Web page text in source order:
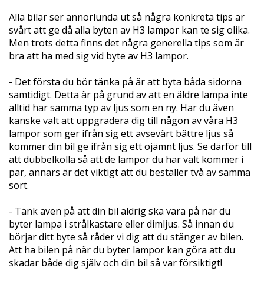
Alla bilar ser annorlunda ut så några konkreta tips är
svårt att ge då alla byten av H3 lampor kan te sig olika.
Men trots detta finns det några generella tips som är
bra att ha med sig vid byte av H3 lampor.
- Det första du bör tänka på är att byta båda sidorna
samtidigt. Detta är på grund av att en äldre lampa inte
alltid har samma typ av ljus som en ny. Har du även
kanske valt att uppgradera dig till någon av våra H3
lampor som ger ifrån sig ett avsevärt bättre ljus så
kommer din bil ge ifrån sig ett ojämnt ljus. Se därför till
att dubbelkolla så att de lampor du har valt kommer i
par, annars är det viktigt att du beställer två av samma
sort.
- Tänk även på att din bil aldrig ska vara på när du
byter lampa i strålkastare eller dimljus. Så innan du
börjar ditt byte så råder vi dig att du stänger av bilen.
Att ha bilen på när du byter lampor kan göra att du
skadar både dig själv och din bil så var försiktigt!